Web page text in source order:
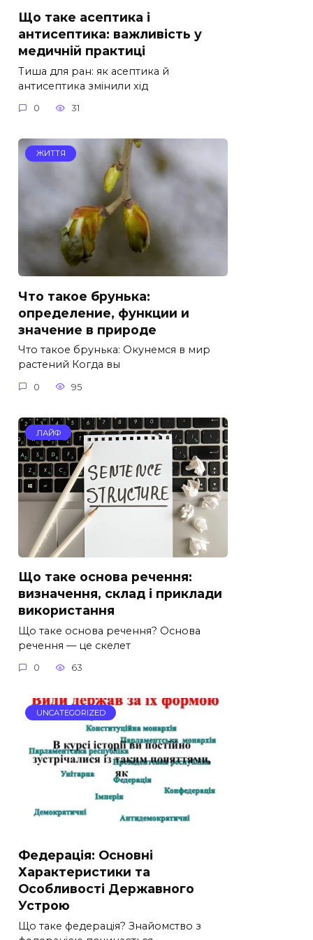
Що таке асептика і
антисептика: важливість у
медичній практиці
Тиша для ран: як асептика й
антисептика змінили хід
0 31
ЖИТТЯ
Что такое брунька:
определение, функции и
значение в природе
Что такое брунька: Окунемся в мир
растений Когда вы
0 95
ЛАЙФ
Що таке основа речення:
визначення, склад і приклади
використання
Що таке основа речення? Основа
речення — це скелет
0 63
UNCATEGORIZED
Федерація: Основні
Характеристики та
Особливості Державного
Устрою
Що таке федерація? Знайомство з